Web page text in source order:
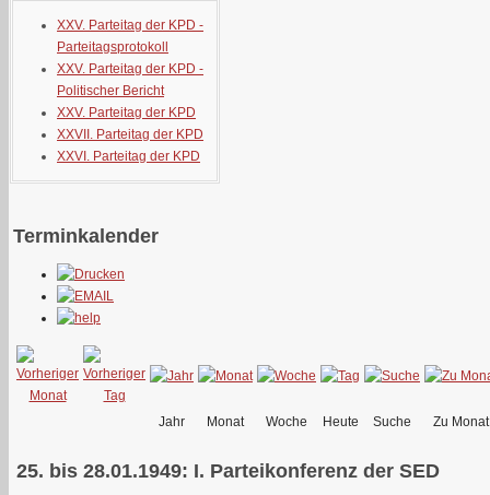
XXV. Parteitag der KPD -
Parteitagsprotokoll
XXV. Parteitag der KPD -
Politischer Bericht
XXV. Parteitag der KPD
XXVII. Parteitag der KPD
XXVI. Parteitag der KPD
Terminkalender
Jahr Monat Woche Heute Suche Zu Monat
25. bis 28.01.1949: I. Parteikonferenz der SED